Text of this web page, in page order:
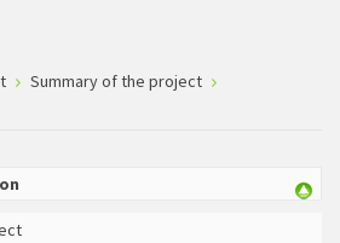
Summary of the project